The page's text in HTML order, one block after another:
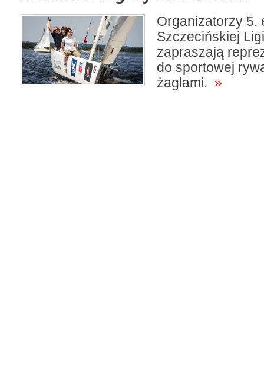
Organizatorzy 5.
Szczecińskiej
zapraszają
do sportowej
żaglami. »